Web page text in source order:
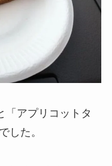
「アプリコットタ
した。